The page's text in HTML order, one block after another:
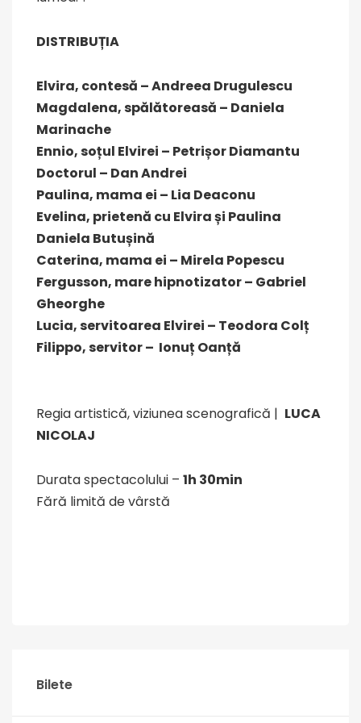
DISTRIBUȚIA
Elvira, contesă – Andreea Drugulescu
Magdalena, spălătoreasă – Daniela
Marinache
Ennio, soțul Elvirei – Petrișor Diamantu
Doctorul – Dan Andrei
Paulina, mama ei – Lia Deaconu
Evelina, prietenă cu Elvira și Paulina
Daniela Butușină
Caterina, mama ei – Mirela Popescu
Fergusson, mare hipnotizator – Gabriel
Gheorghe
Lucia, servitoarea Elvirei – Teodora Colț
Filippo, servitor – Ionuț Oanță
Regia artistică, viziunea scenografică | LUCA
NICOLAJ
Durata spectacolului – 1h 30min
Fără limită de vârstă
Bilete